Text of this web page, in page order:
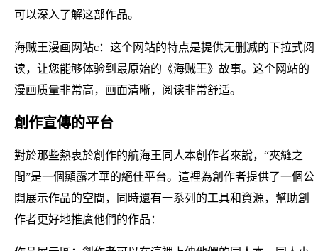
可以深入了解这部作品。
海贼王漫画网站c：这个网站的特点是提供无删减的下拉式阅
读，让您能够体验到最原始的《海贼王》故事。这个网站的
漫画质量非常高，画面清晰，阅读非常舒适。
創作宣傳的平台
對於那些熱衷於創作的航海王同人本創作者來說，“夾縫之
間”是一個顯露才華的絕佳平台。這裡為創作者提供了一個公
開展示作品的空間，同時還有一系列的工具和資源，幫助創
作者更好地推廣他們的作品：